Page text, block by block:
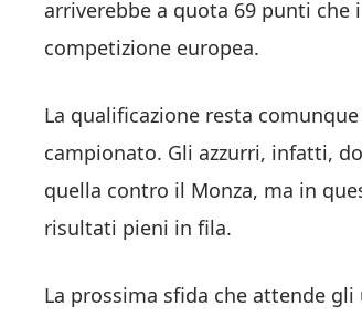
arriverebbe a quota 69 punti
competizione europea.
La qualificazione resta
campionato. Gli azzurri, infatti,
quella contro il Monza, ma in
risultati pieni in fila.
La prossima sfida che attende